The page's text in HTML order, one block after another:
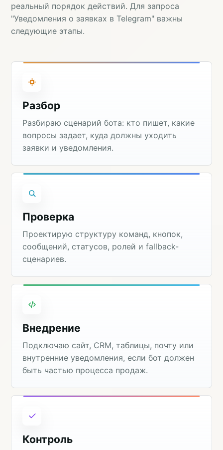
реальный порядок действий. Для запроса
"Уведомления о заявках в Telegram" важны
следующие этапы.
Разбор
Разбираю сценарий бота: кто пишет, какие
вопросы задает, куда должны уходить
заявки и уведомления.
Проверка
Проектирую структуру команд, кнопок,
сообщений, статусов, ролей и fallback-
сценариев.
Внедрение
Подключаю сайт, CRM, таблицы, почту или
внутренние уведомления, если бот должен
быть частью процесса продаж.
Контроль